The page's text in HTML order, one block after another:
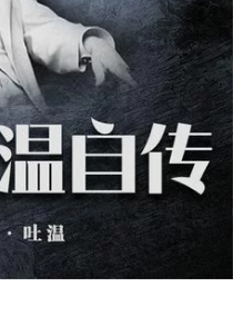
化妝保養 情趣用品